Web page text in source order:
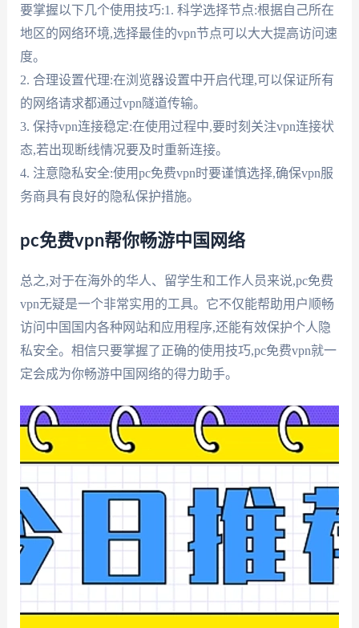
要掌握以下几个使用技巧:1. 科学选择节点:根据自己所在
地区的网络环境,选择最佳的vpn节点可以大大提高访问速
度。
2. 合理设置代理:在浏览器设置中开启代理,可以保证所有
的网络请求都通过vpn隧道传输。
3. 保持vpn连接稳定:在使用过程中,要时刻关注vpn连接状
态,若出现断线情况要及时重新连接。
4. 注意隐私安全:使用pc免费vpn时要谨慎选择,确保vpn服
务商具有良好的隐私保护措施。
pc免费vpn帮你畅游中国网络
总之,对于在海外的华人、留学生和工作人员来说,pc免费
vpn无疑是一个非常实用的工具。它不仅能帮助用户顺畅
访问中国国内各种网站和应用程序,还能有效保护个人隐
私安全。相信只要掌握了正确的使用技巧,pc免费vpn就一
定会成为你畅游中国网络的得力助手。